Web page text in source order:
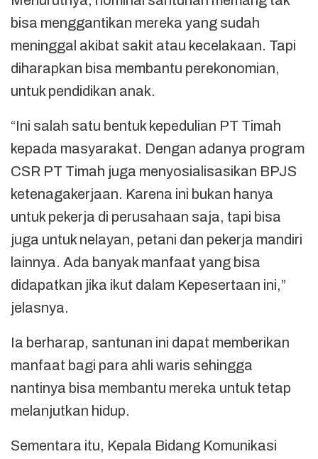
bisa menggantikan mereka yang sudah
meninggal akibat sakit atau kecelakaan. Tapi
diharapkan bisa membantu perekonomian,
untuk pendidikan anak.
“Ini salah satu bentuk kepedulian PT Timah
kepada masyarakat. Dengan adanya program
CSR PT Timah juga menyosialisasikan BPJS
ketenagakerjaan. Karena ini bukan hanya
untuk pekerja di perusahaan saja, tapi bisa
juga untuk nelayan, petani dan pekerja mandiri
lainnya. Ada banyak manfaat yang bisa
didapatkan jika ikut dalam Kepesertaan ini,”
jelasnya.
Ia berharap, santunan ini dapat memberikan
manfaat bagi para ahli waris sehingga
nantinya bisa membantu mereka untuk tetap
melanjutkan hidup.
Sementara itu, Kepala Bidang Komunikasi